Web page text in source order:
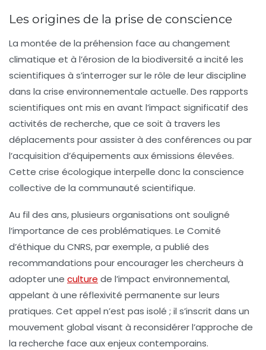
Les origines de la prise de conscience
La montée de la préhension face au changement
climatique et à l’érosion de la biodiversité a incité les
scientifiques à s’interroger sur le rôle de leur discipline
dans la crise environnementale actuelle. Des rapports
scientifiques ont mis en avant l’impact significatif des
activités de recherche, que ce soit à travers les
déplacements pour assister à des conférences ou par
l’acquisition d’équipements aux émissions élevées.
Cette crise écologique interpelle donc la conscience
collective de la communauté scientifique.
Au fil des ans, plusieurs organisations ont souligné
l’importance de ces problématiques. Le Comité
d’éthique du CNRS, par exemple, a publié des
recommandations pour encourager les chercheurs à
adopter une culture de l’impact environnemental,
appelant à une réflexivité permanente sur leurs
pratiques. Cet appel n’est pas isolé ; il s’inscrit dans un
mouvement global visant à reconsidérer l’approche de
la recherche face aux enjeux contemporains.